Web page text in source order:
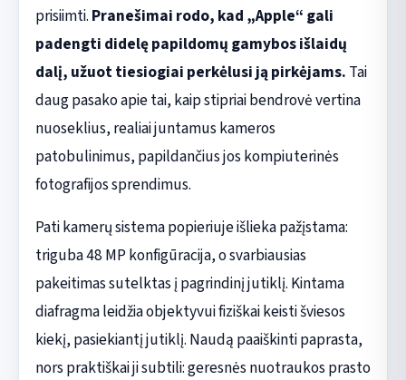
prisiimti. Pranešimai rodo, kad „Apple“ gali
padengti didelę papildomų gamybos išlaidų
dalį, užuot tiesiogiai perkėlusi ją pirkėjams. Tai
daug pasako apie tai, kaip stipriai bendrovė vertina
nuoseklius, realiai juntamus kameros
patobulinimus, papildančius jos kompiuterinės
fotografijos sprendimus.
Pati kamerų sistema popieriuje išlieka pažįstama:
triguba 48 MP konfigūracija, o svarbiausias
pakeitimas sutelktas į pagrindinį jutiklį. Kintama
diafragma leidžia objektyvui fiziškai keisti šviesos
kiekį, pasiekiantį jutiklį. Naudą paaiškinti paprasta,
nors praktiškai ji subtili: geresnės nuotraukos prasto